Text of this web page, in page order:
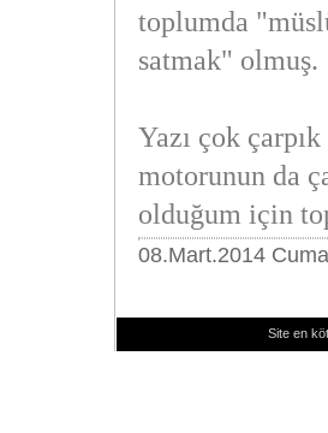
toplumda
satmak" olmuş.
Yazı çok
motorunun da
olduğum için
08.Mart.2014
Site en